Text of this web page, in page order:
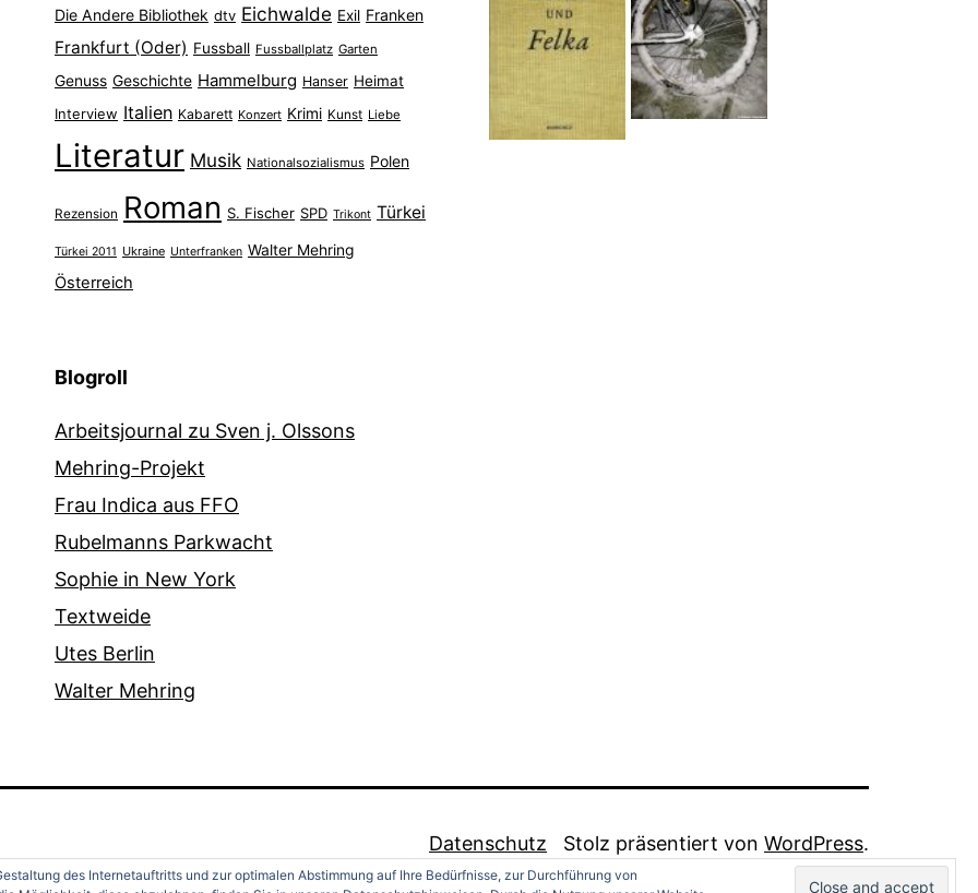
Die Andere Bibliothek dtv Eichwalde Exil Franken
Frankfurt (Oder) Fussball Fussballplatz Garten
Genuss Geschichte Hammelburg Hanser Heimat
Interview Italien Kabarett Konzert Krimi Kunst Liebe
Literatur Musik Nationalsozialismus Polen
Rezension Roman S. Fischer SPD Trikont Türkei
Türkei 2011 Ukraine Unterfranken Walter Mehring
Österreich
Blogroll
Arbeitsjournal zu Sven j. Olssons
Mehring-Projekt
Frau Indica aus FFO
Rubelmanns Parkwacht
Sophie in New York
Textweide
Utes Berlin
Walter Mehring
Datenschutz Stolz präsentiert von WordPress.
des Internetauftritts und zur optimalen Abstimmung auf Ihre Bedürfnisse, zur Durchführung von